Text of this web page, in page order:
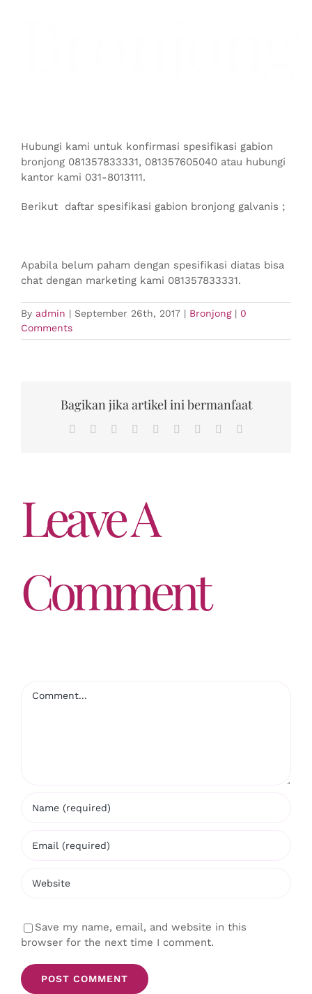
Hubungi kami untuk konfirmasi spesifikasi gabion
bronjong 081357833331, 081357605040 atau hubungi
kantor kami 031-8013111.
Berikut daftar spesifikasi gabion bronjong galvanis ;
Apabila belum paham dengan spesifikasi diatas bisa
chat dengan marketing kami 081357833331.
By admin | September 26th, 2017 | Bronjong | 0
Comments
Bagikan jika artikel ini bermanfaat
Facebook
TwitterReddit LinkedInWhatsApp
TumblrPinterest
Leave A
Comment
Save my name, email, and website in this
browser for the next time I comment.